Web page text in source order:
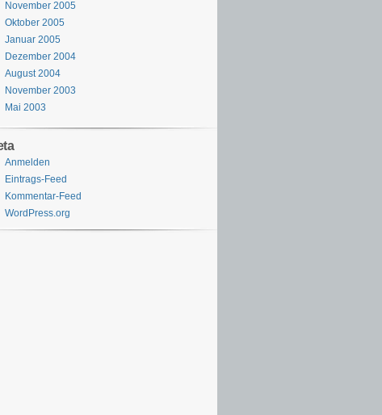
November 2005
Oktober 2005
Januar 2005
Dezember 2004
August 2004
November 2003
Mai 2003
Anmelden
Eintrags-Feed
Kommentar-Feed
WordPress.org